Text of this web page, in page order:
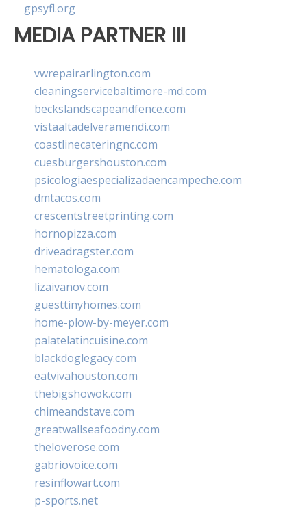
gpsyfl.org
MEDIA PARTNER III
vwrepairarlington.com
cleaningservicebaltimore-md.com
beckslandscapeandfence.com
vistaaltadelveramendi.com
coastlinecateringnc.com
cuesburgershouston.com
psicologiaespecializadaencampeche.com
dmtacos.com
crescentstreetprinting.com
hornopizza.com
driveadragster.com
hematologa.com
lizaivanov.com
guesttinyhomes.com
home-plow-by-meyer.com
palatelatincuisine.com
blackdoglegacy.com
eatvivahouston.com
thebigshowok.com
chimeandstave.com
greatwallseafoodny.com
theloverose.com
gabriovoice.com
resinflowart.com
p-sports.net